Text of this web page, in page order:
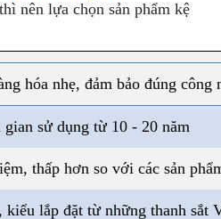
nên lựa chọn sản phẩm kệ
hóa nhẹ, đảm bảo đúng
sử dụng từ 10 - 20 năm
thấp hơn so với các sản
kiểu lắp đặt từ những thanh sắt